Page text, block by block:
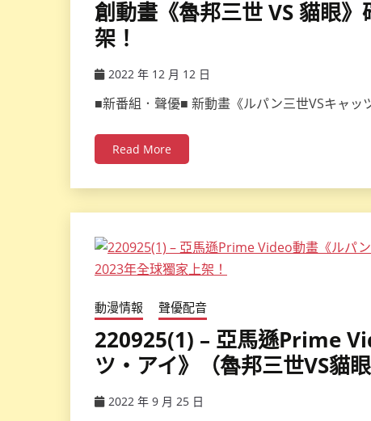
創動畫《魯邦三世 VS 貓眼
架！
2022 年 12 月 12 日
■新番組．聲優■ 新動畫《ルパン三世VSキャ
Read More
動漫情報 聲優配音
220925(1) – 亞馬遜Prime
ツ・アイ》（魯邦三世VS貓
2022 年 9 月 25 日